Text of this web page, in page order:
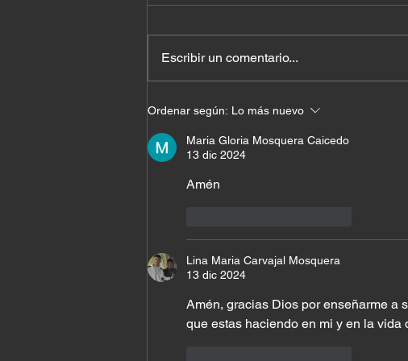
El costo de querer quedar
bien con todos
Escribir un comentario...
Ordenar según: Lo más nuevo
Maria Gloria Mosquera Caicedo
13 dic 2024
Amén
Lina Maria Carvajal Mosquera
13 dic 2024
Amén, gracias Dios por enseñarme a
que estas haciendo en mi y en la vida